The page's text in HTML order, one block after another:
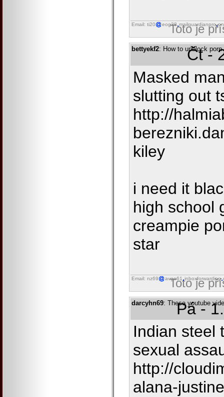
Email: ti20 eog38 mailguardianpro
Toto je
bettyekf2: How to unblock
Čt -
Masked
slutting out
http://
kiley
i need it
high school
creampie
star
Email: nz69 avgo61 inboxforwarding
Toto je
darcyhn69: These youtube
Pá -
Indian steel
sexual
http://
alana-justine